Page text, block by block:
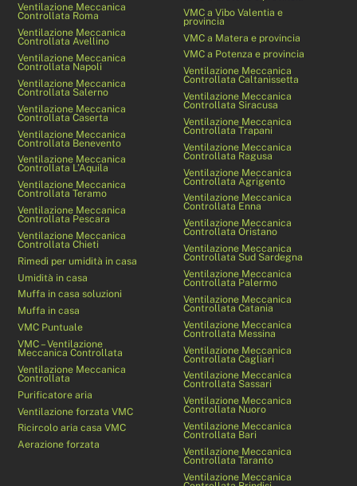
Ventilazione Meccanica
Controllata Roma
Ventilazione Meccanica
Controllata Avellino
Ventilazione Meccanica
Controllata Napoli
Ventilazione Meccanica
Controllata Salerno
Ventilazione Meccanica
Controllata Caserta
Ventilazione Meccanica
Controllata Benevento
Ventilazione Meccanica
Controllata L’Aquila
Ventilazione Meccanica
Controllata Teramo
Ventilazione Meccanica
Controllata Pescara
Ventilazione Meccanica
Controllata Chieti
Rimedi per umidità in casa
Umidità in casa
Muffa in casa soluzioni
Muffa in casa
VMC Puntuale
VMC – Ventilazione
Meccanica Controllata
Ventilazione Meccanica
Controllata
Purificatore aria
Ventilazione forzata VMC
Ricircolo aria casa VMC
Aerazione forzata
VMC a Vibo Valentia e
provincia
VMC a Matera e provincia
VMC a Potenza e provincia
Ventilazione Meccanica
Controllata Caltanissetta
Ventilazione Meccanica
Controllata Siracusa
Ventilazione Meccanica
Controllata Trapani
Ventilazione Meccanica
Controllata Ragusa
Ventilazione Meccanica
Controllata Agrigento
Ventilazione Meccanica
Controllata Enna
Ventilazione Meccanica
Controllata Oristano
Ventilazione Meccanica
Controllata Sud Sardegna
Ventilazione Meccanica
Controllata Palermo
Ventilazione Meccanica
Controllata Catania
Ventilazione Meccanica
Controllata Messina
Ventilazione Meccanica
Controllata Cagliari
Ventilazione Meccanica
Controllata Sassari
Ventilazione Meccanica
Controllata Nuoro
Ventilazione Meccanica
Controllata Bari
Ventilazione Meccanica
Controllata Taranto
Ventilazione Meccanica